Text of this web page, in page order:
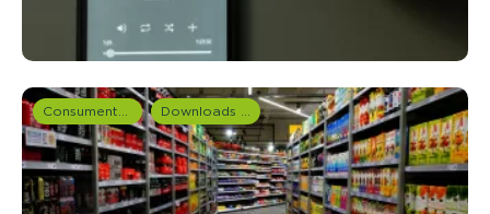
Consumentenonderzoek Downloads en rapportages